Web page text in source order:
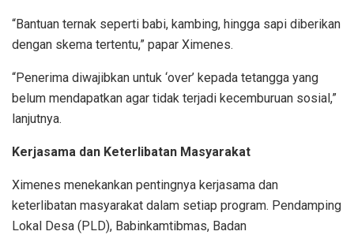
“Bantuan ternak seperti babi, kambing, hingga sapi diberikan
dengan skema tertentu,” papar Ximenes.
“Penerima diwajibkan untuk ‘over’ kepada tetangga yang
belum mendapatkan agar tidak terjadi kecemburuan sosial,”
lanjutnya.
Kerjasama dan Keterlibatan Masyarakat
Ximenes menekankan pentingnya kerjasama dan
keterlibatan masyarakat dalam setiap program. Pendamping
Lokal Desa (PLD), Babinkamtibmas, Badan